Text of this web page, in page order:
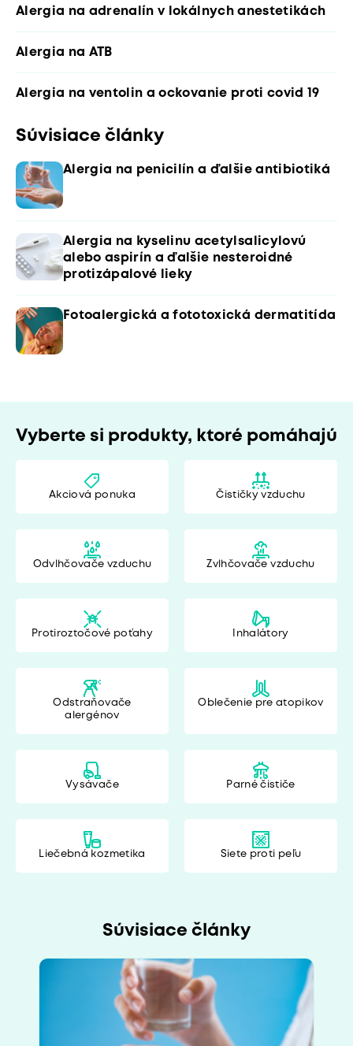
Alergia na adrenalín v lokálnych anestetikách
Alergia na ATB
Alergia na ventolin a ockovanie proti covid 19
Súvisiace články
Alergia na penicilín a ďalšie antibiotiká
Alergia na kyselinu acetylsalicylovú
alebo aspirín a ďalšie nesteroidné
protizápalové lieky
Fotoalergická a fototoxická dermatitída
Vyberte si produkty, ktoré pomáhajú
Akciová ponuka Čističky vzduchu
Odvlhčovače vzduchu Zvlhčovače vzduchu
Protiroztočové poťahy Inhalátory
Odstraňovače
alergénov
Oblečenie pre atopikov
Vysávače Parné čističe
Liečebná kozmetika Siete proti peľu
Súvisiace články